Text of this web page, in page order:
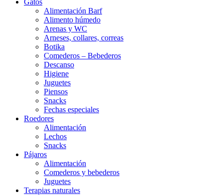
Alimentación Barf
Alimento húmedo
Arenas y WC
Arneses, collares, correas
Botika
Comederos – Bebederos
Descanso
Higiene
Juguetes
Piensos
Snacks
Fechas especiales
Roedores
Alimentación
Lechos
Snacks
Pájaros
Alimentación
Comederos y bebederos
Juguetes
Terapias naturales